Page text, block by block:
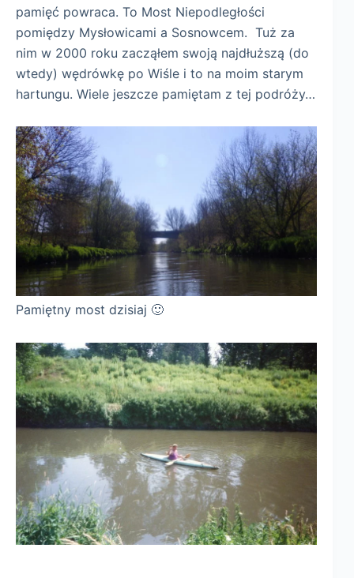
pamięć powraca. To Most Niepodległości
pomiędzy Mysłowicami a Sosnowcem. Tuż za
nim w 2000 roku zacząłem swoją najdłuższą (do
wtedy) wędrówkę po Wiśle i to na moim starym
hartungu. Wiele jeszcze pamiętam z tej podróży…
Pamiętny most dzisiaj 🙂